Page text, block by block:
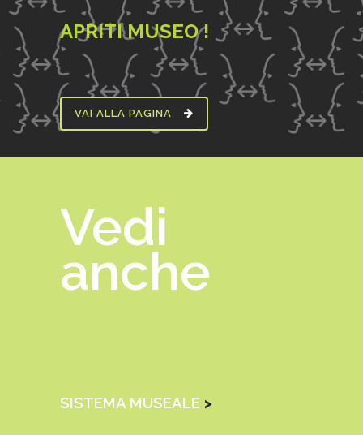
APRITI MUSEO !
VAI ALLA PAGINA
Vedi
anche
SISTEMA MUSEALE >